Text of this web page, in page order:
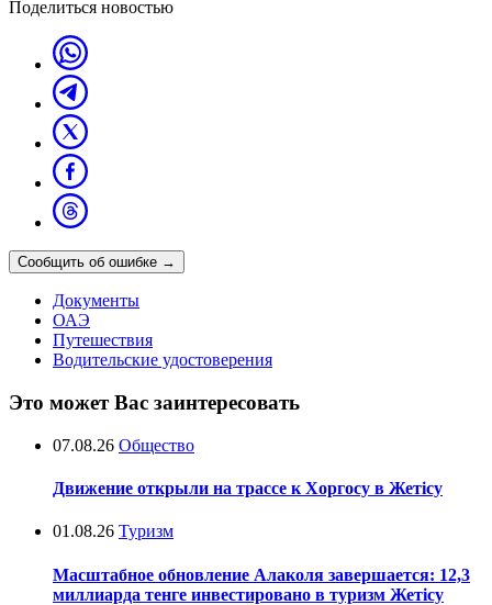
Поделиться новостью
Сообщить об ошибке →
Документы
ОАЭ
Путешествия
Водительские удостоверения
Это может Вас заинтересовать
07.08.26 Общество
Движение открыли на трассе к Хоргосу в Жетісу
01.08.26 Туризм
Масштабное обновление Алаколя завершается: 12,3
миллиарда тенге инвестировано в туризм Жетісу